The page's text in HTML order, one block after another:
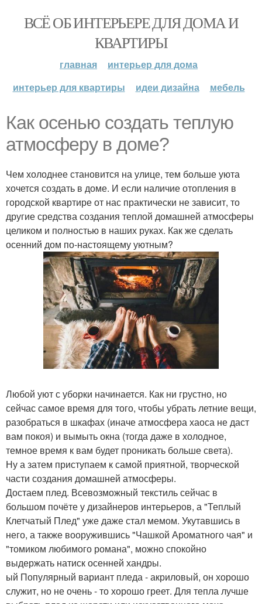
ВСЁ ОБ ИНТЕРЬЕРЕ ДЛЯ ДОМА И
КВАРТИРЫ
главная
интерьер для дома
интерьер для квартиры
идеи дизайна мебель
Как осенью создать теплую
атмосферу в доме?
Чем холоднее становится на улице, тем больше уюта
хочется создать в доме. И если наличие отопления в
городской квартире от нас практически не зависит, то
другие средства создания теплой домашней атмосферы
целиком и полностью в наших руках. Как же сделать
осенний дом по-настоящему уютным?
Любой уют с уборки начинается. Как ни грустно, но
сейчас самое время для того, чтобы убрать летние вещи,
разобраться в шкафах (иначе атмосфера хаоса не даст
вам покоя) и вымыть окна (тогда даже в холодное,
темное время к вам будет проникать больше света).
Ну а затем приступаем к самой приятной, творческой
части создания домашней атмосферы.
Достаем плед. Всевозможный текстиль сейчас в
большом почёте у дизайнеров интерьеров, а "Теплый
Клетчатый Плед" уже даже стал мемом. Укутавшись в
него, а также вооружившись "Чашкой Ароматного чая" и
"томиком любимого романа", можно спокойно
выдержать натиск осенней хандры.
ый Популярный вариант пледа - акриловый, он хорошо
служит, но не очень - то хорошо греет. Для тепла лучше